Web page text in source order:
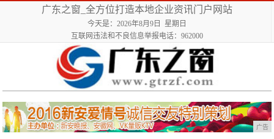
广东之窗_全方位打造本地企业资讯门户网站
今天是：2026年8月9日 星期日
互联网违法和不良信息举报电话：962000
广告